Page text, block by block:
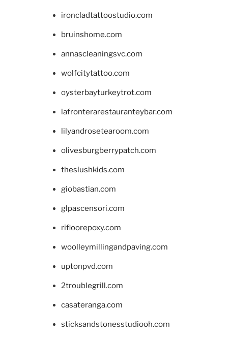
ironcladtattoostudio.com
bruinshome.com
annascleaningsvc.com
wolfcitytattoo.com
oysterbayturkeytrot.com
lafronterarestauranteybar.com
lilyandrosetearoom.com
olivesburgberrypatch.com
theslushkids.com
giobastian.com
glpascensori.com
rifloorepoxy.com
woolleymillingandpaving.com
uptonpvd.com
2troublegrill.com
casateranga.com
sticksandstonesstudiooh.com